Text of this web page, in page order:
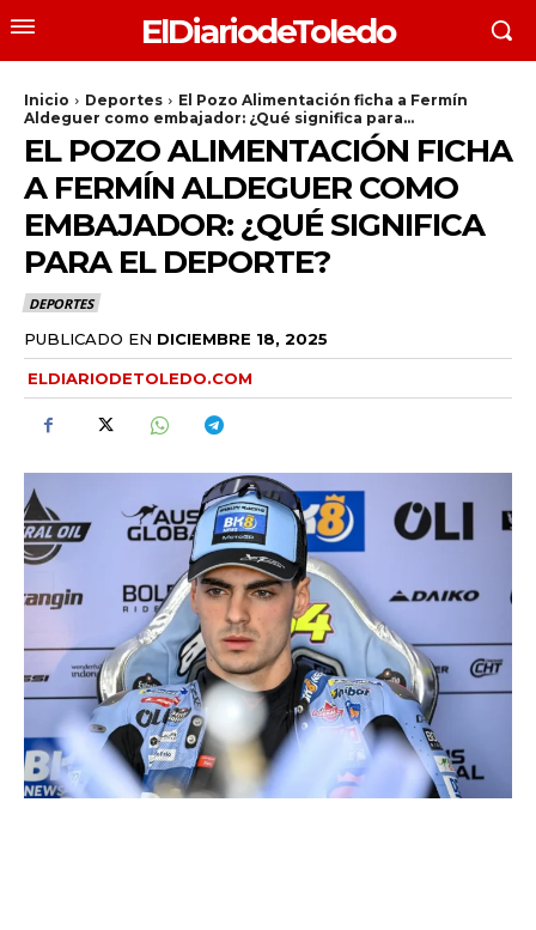
ElDiariodeToledo
Inicio Deportes
El Pozo Alimentación ficha a Fermín
Aldeguer como embajador: ¿Qué significa para...
EL POZO ALIMENTACIÓN FICHA
A FERMÍN ALDEGUER COMO
EMBAJADOR: ¿QUÉ SIGNIFICA
PARA EL DEPORTE?
DEPORTES
PUBLICADO EN DICIEMBRE 18, 2025
ELDIARIODETOLEDO.COM